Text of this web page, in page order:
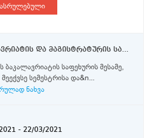
კონკურსი თსუ-ს ბაკალავრიატის და მაგისტრატურის საფეხურის სტუდენტებისათვის ვიტაუტას მაგნუსის უნივერსიტეტის საზაფხულო კურსში მონაწილეობისათვის სტიპენდიების მოსაპოვებლად
ბაკალავრიატის საფეხურის მესამე,
სემესტრისა და&n...
ნახვა
- 22/03/2021